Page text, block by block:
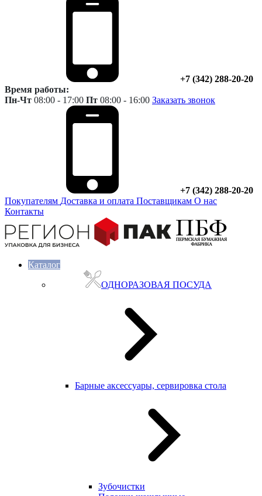
+7 (342) 288-20-20
Время работы:
Пн-Чт 08:00 - 17:00 Пт 08:00 - 16:00 Заказать звонок
+7 (342) 288-20-20
Покупателям Доставка и оплата Поставщикам О нас
Контакты
Каталог
ОДНОРАЗОВАЯ ПОСУДА
Барные аксессуары, сервировка стола
Зубочистки